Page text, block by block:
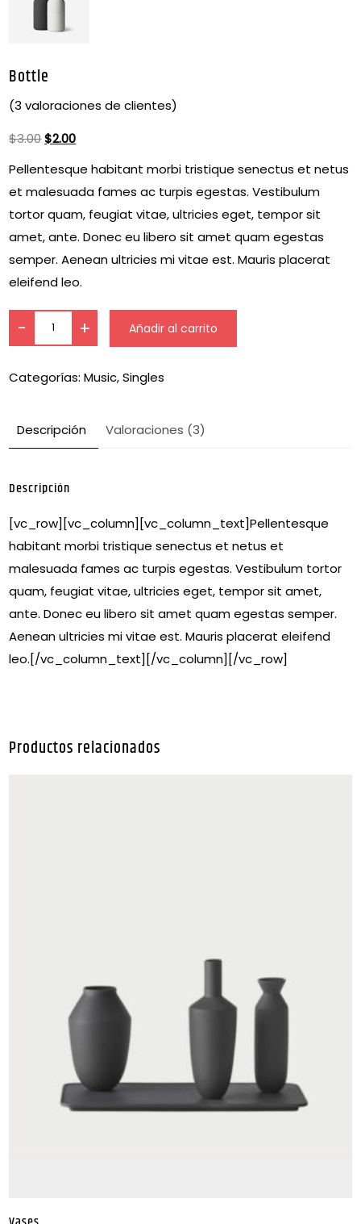
Bottle
(3 valoraciones de clientes)
$3.00$2.00
Pellentesque habitant morbi tristique senectus et netus
et malesuada fames ac turpis egestas. Vestibulum
tortor quam, feugiat vitae, ultricies eget, tempor sit
amet, ante. Donec eu libero sit amet quam egestas
semper. Aenean ultricies mi vitae est. Mauris placerat
eleifend leo.
- + Añadir al carrito
Categorías:Music,Singles
Descripción Valoraciones (3)
Descripción
[vc_row][vc_column][vc_column_text]Pellentesque
habitant morbi tristique senectus et netus et
malesuada fames ac turpis egestas. Vestibulum tortor
quam, feugiat vitae, ultricies eget, tempor sit amet,
ante. Donec eu libero sit amet quam egestas semper.
Aenean ultricies mi vitae est. Mauris placerat eleifend
leo.[/vc_column_text][/vc_column][/vc_row]
Productos relacionados